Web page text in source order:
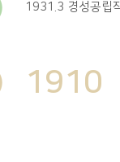
1931.3 경성공립
1910